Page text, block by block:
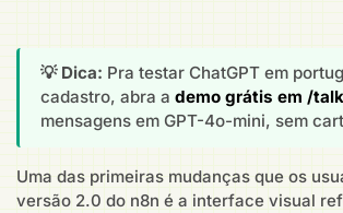
💡 Dica: Pra testar ChatGPT em
cadastro, abra ademo grátis em /
mensagens em GPT-4o-mini, sem
Uma das primeiras mudanças que os
versão 2.0 do n8n é a interface visual